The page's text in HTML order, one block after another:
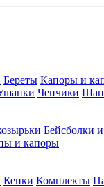
Береты Капоры и
Чепчики
Бейсболки
и капоры
Кепки Комплекты